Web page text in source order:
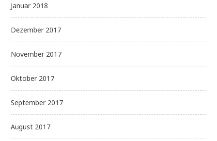
Januar 2018
Dezember 2017
November 2017
Oktober 2017
September 2017
August 2017